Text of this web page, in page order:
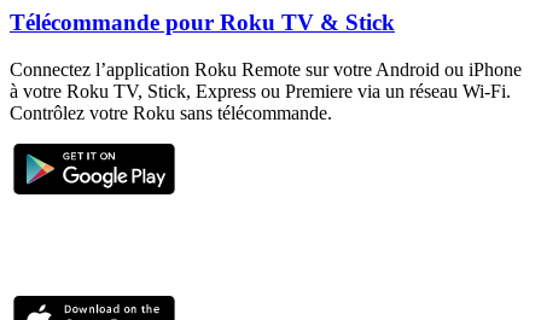
Télécommande pour Roku TV & Stick
Connectez l’application Roku Remote sur votre Android ou iPhone
à votre Roku TV, Stick, Express ou Premiere via un réseau Wi-Fi.
Contrôlez votre Roku sans télécommande.